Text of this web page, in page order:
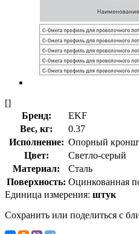
[]
Бренд:
EKF
Вес, кг:
0.37
Исполнение: Опорный
Цвет:
Светло-серый
Материал:
Сталь
Поверхность: Оцинкованная
Единица измерения: штук
Сохранить или поделиться с